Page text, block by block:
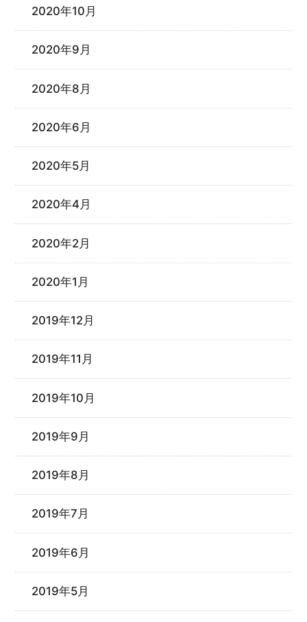
2020年10月
2020年9月
2020年8月
2020年6月
2020年5月
2020年4月
2020年2月
2020年1月
2019年12月
2019年11月
2019年10月
2019年9月
2019年8月
2019年7月
2019年6月
2019年5月